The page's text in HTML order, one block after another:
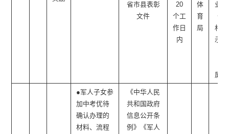
省市县表彰
文件
20
个工
作日
内
体
育
局
业单
位/
村公
示栏
屏）
●军人子女参
加中考优待
确认办理的
材料、流程
《中华人民
共和国政府
信息公开条
例》《军人